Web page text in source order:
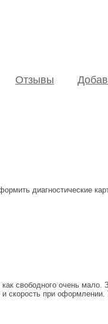
Отзывы
диагностические
свободного очень мало.
скорость при